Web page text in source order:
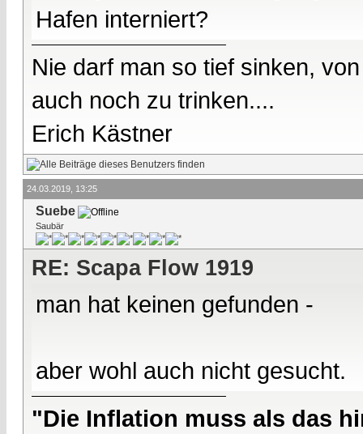
Hafen interniert?
Nie darf man so tief sinken,
auch noch zu trinken....
Erich Kästner
24.03.2019, 13:25
Suebe
Saubär
RE: Scapa Flow 1919
man hat keinen gefunden -
aber wohl auch nicht gesucht.
"Die Inflation muss als das